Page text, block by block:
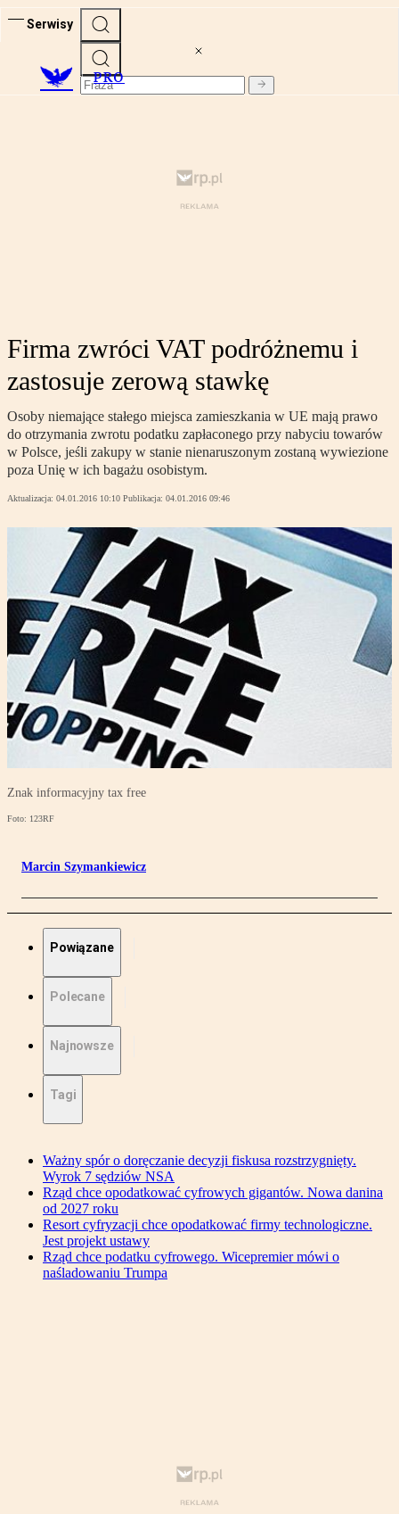
Serwisy
PRO
Firma zwróci VAT podróżnemu i
zastosuje zerową stawkę
Osoby niemające stałego miejsca zamieszkania w UE mają prawo
do otrzymania zwrotu podatku zapłaconego przy nabyciu towarów
w Polsce, jeśli zakupy w stanie nienaruszonym zostaną wywiezione
poza Unię w ich bagażu osobistym.
Aktualizacja: 04.01.2016 10:10 Publikacja: 04.01.2016 09:46
Znak informacyjny tax free
Foto: 123RF
Marcin Szymankiewicz
Powiązane
Polecane
Najnowsze
Tagi
Ważny spór o doręczanie decyzji fiskusa rozstrzygnięty.
Wyrok 7 sędziów NSA
Rząd chce opodatkować cyfrowych gigantów. Nowa danina
od 2027 roku
Resort cyfryzacji chce opodatkować firmy technologiczne.
Jest projekt ustawy
Rząd chce podatku cyfrowego. Wicepremier mówi o
naśladowaniu Trumpa